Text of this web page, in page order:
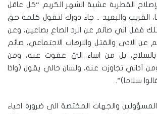
القطرية عشية الشهر الكريم “كل عاقل
القريب والبعيد .. جاء دورك لتقول كلمة حق
فقل اني صائم عن الرد الصاع بصاعين، وعن
عن الاذى والقتل والارهاب الاجتماعي، صائم
بالسلاح، بل من اساء اليّ عفوت عنه، ومن
آذاني تجاوزت عنه، ولسان حالي يقول (واذا
سلاما)”.
والجهات المختصة الى ضرورة احياء